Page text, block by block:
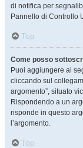
di notifica per
Pannello di Controllo
Top
Come posso
Puoi aggiungere ai
cliccando sul
argomento”, situato
Rispondendo a un
risponde in questo
l’argomento.
Top